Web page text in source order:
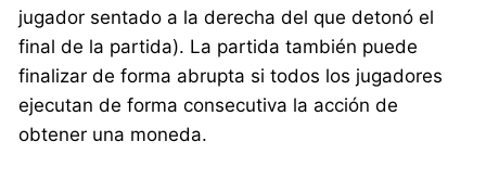
jugador sentado a la derecha del que detonó el
final de la partida). La partida también puede
finalizar de forma abrupta si todos los jugadores
ejecutan de forma consecutiva la acción de
obtener una moneda.